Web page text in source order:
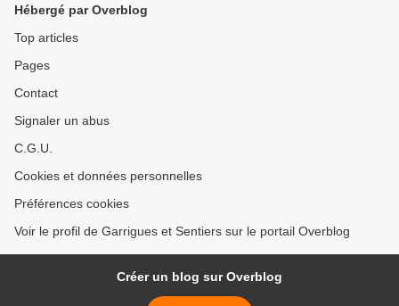
Hébergé par Overblog
Top articles
Pages
Contact
Signaler un abus
C.G.U.
Cookies et données personnelles
Préférences cookies
Voir le profil de Garrigues et Sentiers sur le portail Overblog
Créer un blog sur Overblog